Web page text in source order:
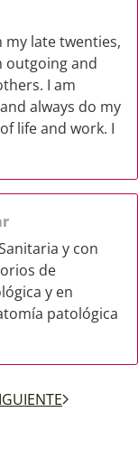
my late twenties,
outgoing and
I am
always do my
life and work. I
y con
de
y en
patológica